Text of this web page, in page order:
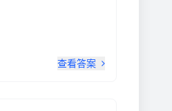
查看答案